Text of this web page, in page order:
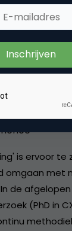
der Aa
is ervoor te
omgaan met
de
(PhD in